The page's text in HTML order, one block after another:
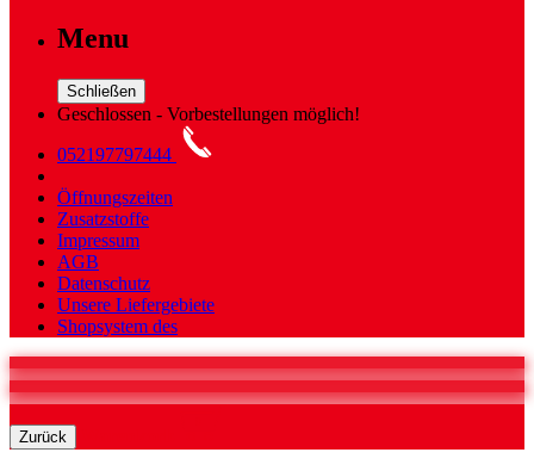
Menu
Schließen
Geschlossen - Vorbestellungen möglich!
052197797444
Öffnungszeiten
Zusatzstoffe
Impressum
AGB
Datenschutz
Unsere Liefergebiete
Shopsystem des
Zurück